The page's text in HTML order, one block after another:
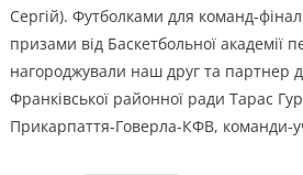
Сергій). Футболками для команд-
призами від Баскетбольної академії
нагороджували наш друг та партнер
Франківської районної ради Тарас
Прикарпаття-Говерла-КФВ, команди-